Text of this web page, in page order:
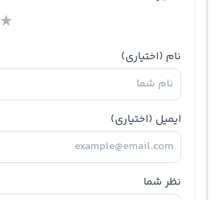
★
نام (اختیاری)
ایمیل (اختیاری)
نظر شما